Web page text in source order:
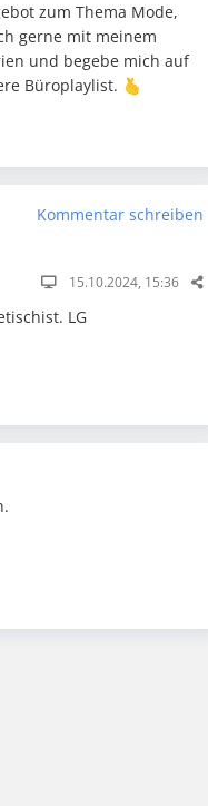
zum Thema Mode,
gerne mit meinem
und begebe mich auf
Büroplaylist. 🫰
Kommentar schreiben
15.10.2024, 15:36
LG